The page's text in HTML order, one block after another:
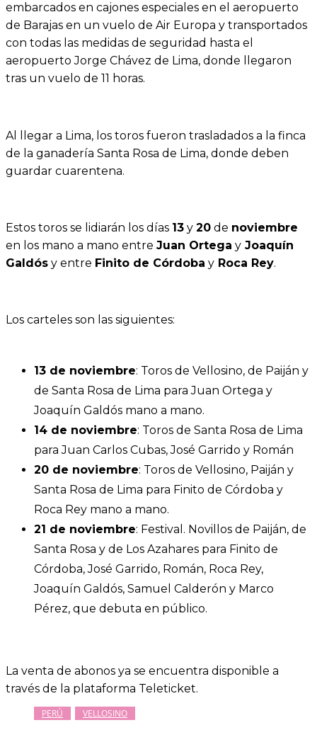
embarcados en cajones especiales en el aeropuerto
de Barajas en un vuelo de Air Europa y transportados
con todas las medidas de seguridad hasta el
aeropuerto Jorge Chávez de Lima, donde llegaron
tras un vuelo de 11 horas.
Al llegar a Lima, los toros fueron trasladados a la finca
de la ganadería Santa Rosa de Lima, donde deben
guardar cuarentena.
Estos toros se lidiarán los días 13 y 20 de noviembre
en los mano a mano entre Juan Ortega y Joaquín
Galdós y entre Finito de Córdoba y Roca Rey.
Los carteles son las siguientes:
13 de noviembre: Toros de Vellosino, de Paiján y
de Santa Rosa de Lima para Juan Ortega y
Joaquín Galdós mano a mano.
14 de noviembre: Toros de Santa Rosa de Lima
para Juan Carlos Cubas, José Garrido y Román
20 de noviembre: Toros de Vellosino, Paiján y
Santa Rosa de Lima para Finito de Córdoba y
Roca Rey mano a mano.
21 de noviembre: Festival. Novillos de Paiján, de
Santa Rosa y de Los Azahares para Finito de
Córdoba, José Garrido, Román, Roca Rey,
Joaquín Galdós, Samuel Calderón y Marco
Pérez, que debuta en público.
La venta de abonos ya se encuentra disponible a
través de la plataforma Teleticket.
PERÚ VELLOSINO